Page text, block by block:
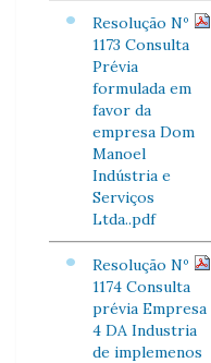
Resolução Nº
1173 Consulta
Prévia
formulada em
favor da
empresa Dom
Manoel
Indústria e
Serviços
Ltda..pdf
Resolução Nº
1174 Consulta
prévia Empresa
4 DA Industria
de implemenos